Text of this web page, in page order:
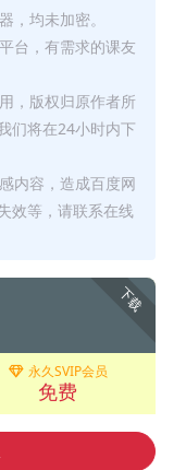
，均未加密。
台，有需求的课友
，版权归原作者所
们将在24小时内下
内容，造成百度网
效等，请联系在线
下载
永久SVIP会员
免费